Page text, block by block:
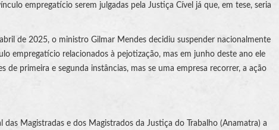
empregatício serem julgadas pela Justiça Cível já que, em tese, seria
de 2025, o ministro Gilmar Mendes decidiu suspender nacionalmente
empregatício relacionados à pejotização, mas em junho deste ano ele
de primeira e segunda instâncias, mas se uma empresa recorrer, a ação
Magistradas e dos Magistrados da Justiça do Trabalho (Anamatra) a